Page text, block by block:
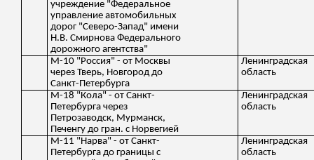
учреждение "Федеральное
управление автомобильных
дорог "Северо-Запад" имени
Н.В. Смирнова Федерального
дорожного агентства"
М-10 "Россия" - от Москвы
через Тверь, Новгород до
Санкт-Петербурга
Ленинградская
область
М-18 "Кола" - от Санкт-
Петербурга через
Петрозаводск, Мурманск,
Печенгу до гран. с Норвегией
Ленинградская
область
М-11 "Нарва" - от Санкт-
Петербурга до границы с
Ленинградская
область